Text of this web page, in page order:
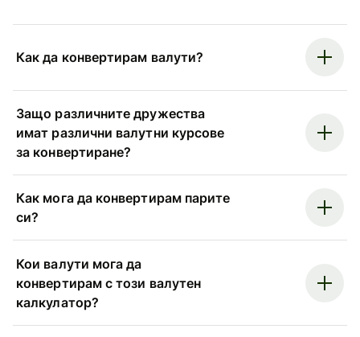
Как да конвертирам валути?
Защо различните дружества
имат различни валутни курсове
за конвертиране?
Как мога да конвертирам парите
си?
Кои валути мога да
конвертирам с този валутен
калкулатор?